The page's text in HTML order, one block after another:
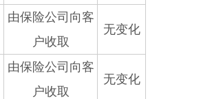
由保险公司向客
户收取
无变化
由保险公司向客
户收取
无变化